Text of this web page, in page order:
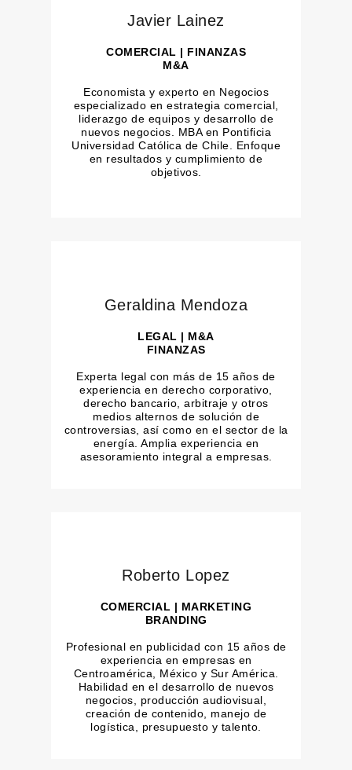
Javier Lainez
COMERCIAL | FINANZAS
M&A
Economista y experto en Negocios
especializado en estrategia comercial,
liderazgo de equipos y desarrollo de
nuevos negocios. MBA en Pontificia
Universidad Católica de Chile. Enfoque
en resultados y cumplimiento de
objetivos.
Geraldina Mendoza
LEGAL | M&A
FINANZAS
Experta legal con más de 15 años de
experiencia en derecho corporativo,
derecho bancario, arbitraje y otros
medios alternos de solución de
controversias, así como en el sector de la
energía. Amplia experiencia en
asesoramiento integral a empresas.
Roberto Lopez
COMERCIAL | MARKETING
BRANDING
Profesional en publicidad con 15 años de
experiencia en empresas en
Centroamérica, México y Sur América.
Habilidad en el desarrollo de nuevos
negocios, producción audiovisual,
creación de contenido, manejo de
logística, presupuesto y talento.